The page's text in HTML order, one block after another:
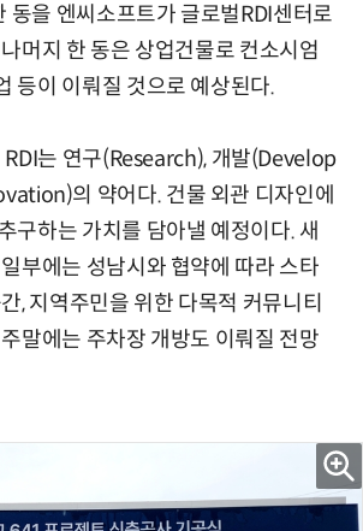
동을 엔씨소프트가 글로벌RDI센터로
머지 한 동은 상업건물로 컨소시엄
등이 이뤄질 것으로 예상된다.
RDI는 연구(Research), 개발(Develop
의 약어다. 건물 외관 디자인에
구하는 가치를 담아낼 예정이다. 새
부에는 성남시와 협약에 따라 스타
, 지역주민을 위한 다목적 커뮤니티
말에는 주차장 개방도 이뤄질 전망